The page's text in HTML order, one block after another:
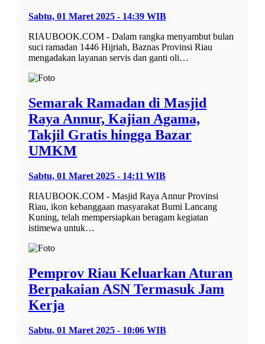
Sabtu, 01 Maret 2025 - 14:39 WIB
RIAUBOOK.COM - Dalam rangka menyambut bulan
suci ramadan 1446 Hijriah, Baznas Provinsi Riau
mengadakan layanan servis dan ganti oli…
Semarak Ramadan di Masjid
Raya Annur, Kajian Agama,
Takjil Gratis hingga Bazar
UMKM
Sabtu, 01 Maret 2025 - 14:11 WIB
RIAUBOOK.COM - Masjid Raya Annur Provinsi
Riau, ikon kebanggaan masyarakat Bumi Lancang
Kuning, telah mempersiapkan beragam kegiatan
istimewa untuk…
Pemprov Riau Keluarkan Aturan
Berpakaian ASN Termasuk Jam
Kerja
Sabtu, 01 Maret 2025 - 10:06 WIB